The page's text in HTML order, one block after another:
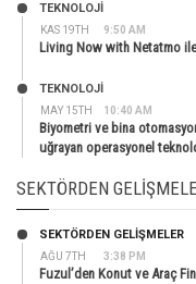
KAS 19TH 9:50 AM
TEKNOLOJİ
Living Now with Netatmo
MAY 15TH 10:40 AM
TEKNOLOJİ
Biyometri ve bina
uğrayan operasyonel
SEKTÖRDEN
AĞU 7TH 3:38 PM
SEKTÖRDEN GELIŞMELER
Fuzul’den Konut ve Araç